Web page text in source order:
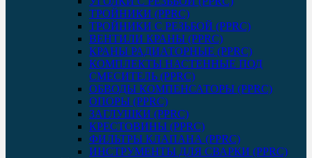
ТРОЙНИКИ (PPRC)
ТРОЙНИКИ С РЕЗЬБОЙ (PPRC)
ВЕНТИЛИ КРАНЫ (PPRC)
КРАНЫ РАДИАТОРНЫЕ (PPRC)
КОМПЛЕКТЫ НАСТЕННЫЕ ПОД
СМЕСИТЕЛЬ (PPRC)
ОБВОДЫ КОМПЕНСАТОРЫ (PPRC)
ОПОРЫ (PPRC)
ЗАГЛУШКИ (PPRC)
КРЕСТОВИНЫ (PPRC)
ФИЛЬТРЫ КЛАПАНА (PPRC)
ИНСТРУМЕНТЫ ДЛЯ СВАРКИ (PPRC)